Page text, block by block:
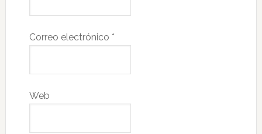
Correo electrónico *
Web